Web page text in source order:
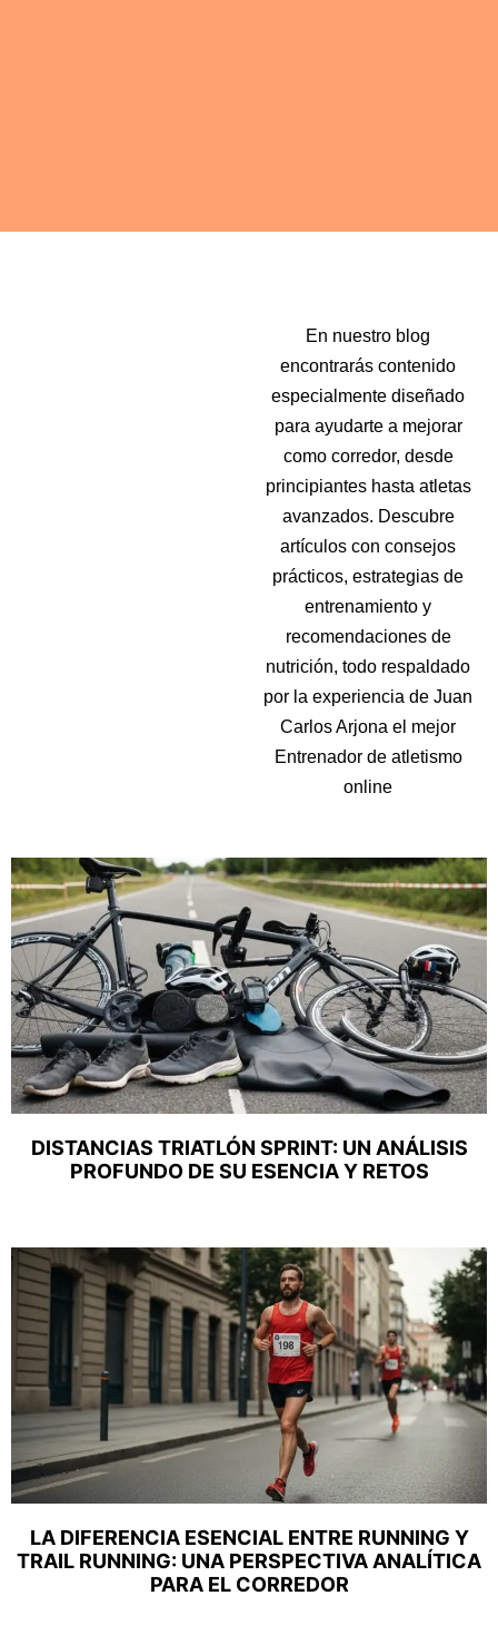
En nuestro blog
encontrarás contenido
especialmente diseñado
para ayudarte a mejorar
como corredor, desde
principiantes hasta atletas
avanzados. Descubre
artículos con consejos
prácticos, estrategias de
entrenamiento y
recomendaciones de
nutrición, todo respaldado
por la experiencia de Juan
Carlos Arjona el mejor
Entrenador de atletismo
online
DISTANCIAS TRIATLÓN SPRINT: UN ANÁLISIS
PROFUNDO DE SU ESENCIA Y RETOS
LA DIFERENCIA ESENCIAL ENTRE RUNNING Y
TRAIL RUNNING: UNA PERSPECTIVA ANALÍTICA
PARA EL CORREDOR